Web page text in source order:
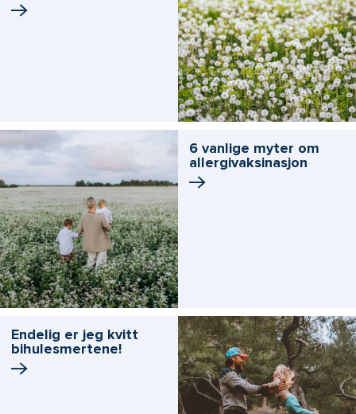
6 vanlige myter om
allergivaksinasjon
Endelig er jeg kvitt
bihulesmertene!